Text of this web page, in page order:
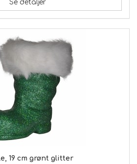
Se detaljer
19 cm grønt glitter